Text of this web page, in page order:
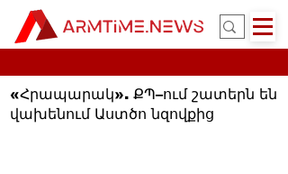
«Հրապարակ». ՔՊ–ում շատերն են
վախենում Աստծո նզովքից